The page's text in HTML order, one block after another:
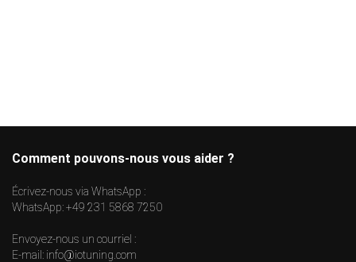
Comment pouvons-nous vous aider ?
Écrivez-nous via WhatsApp :
WhatsApp:+49 231 5868 7250
Envoyez-nous un courriel :
E-mail: info@iotuning.com